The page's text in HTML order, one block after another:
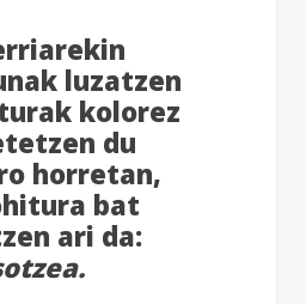
luzatzen
kolorez
du
horretan,
bat
ari da: